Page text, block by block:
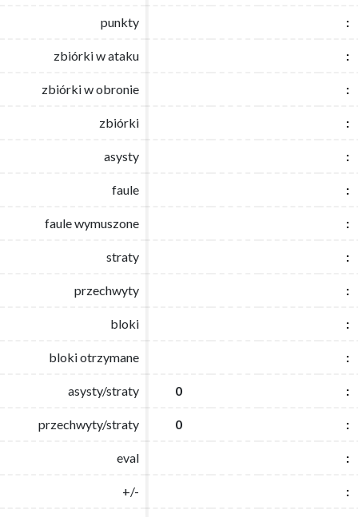
punkty :
zbiórki w ataku :
zbiórki w obronie :
zbiórki :
asysty :
faule :
faule wymuszone :
straty :
przechwyty :
bloki :
bloki otrzymane :
asysty/straty 0 :
przechwyty/straty 0 :
eval :
+/- :
punkty :
zbiórki w ataku :
zbiórki w obronie :
zbiórki :
asysty :
faule :
faule wymuszone :
straty :
przechwyty :
bloki :
bloki otrzymane :
asysty/straty 0 :
przechwyty/straty 0 :
eval :
+/- :